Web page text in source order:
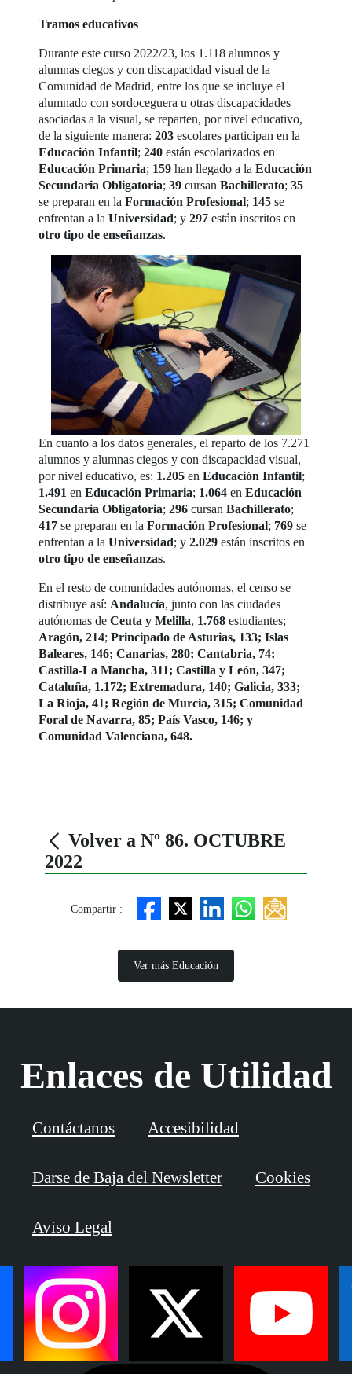
Tramos educativos
Durante este curso 2022/23, los 1.118 alumnos y
alumnas ciegos y con discapacidad visual de la
Comunidad de Madrid, entre los que se incluye el
alumnado con sordoceguera u otras discapacidades
asociadas a la visual, se reparten, por nivel educativo,
de la siguiente manera:203 escolares participan en la
Educación Infantil;240 están escolarizados en
Educación Primaria; 159han llegado a laEducación
Secundaria Obligatoria;39 cursanBachillerato;35
se preparan en laFormación Profesional; 145 se
enfrentan a laUniversidad; y297 están inscritos en
otro tipo de enseñanzas.
En cuanto a los datos generales, el reparto de los 7.271
alumnos y alumnas ciegos y con discapacidad visual,
por nivel educativo, es: 1.205 enEducación Infantil;
1.491 enEducación Primaria; 1.064 enEducación
Secundaria Obligatoria;296 cursanBachillerato;
417 se preparan en laFormación Profesional; 769 se
enfrentan a laUniversidad; y2.029 están inscritos en
otro tipo de enseñanzas.
En el resto de comunidades autónomas, el censo se
distribuye así: Andalucía, junto con las ciudades
autónomas deCeuta y Melilla, 1.768 estudiantes;
Aragón, 214;Principado de Asturias, 133; Islas
Baleares, 146; Canarias, 280; Cantabria, 74;
Castilla-La Mancha, 311; Castilla y León, 347;
Cataluña, 1.172; Extremadura, 140; Galicia, 333;
La Rioja, 41; Región de Murcia, 315; Comunidad
Foral de Navarra, 85; País Vasco, 146; y
Comunidad Valenciana, 648.
Volver a Nº 86. OCTUBRE
2022
Compartir :
Ver más Educación
Enlaces de Utilidad
Contáctanos Accesibilidad
Darse de Baja del Newsletter Cookies
Aviso Legal